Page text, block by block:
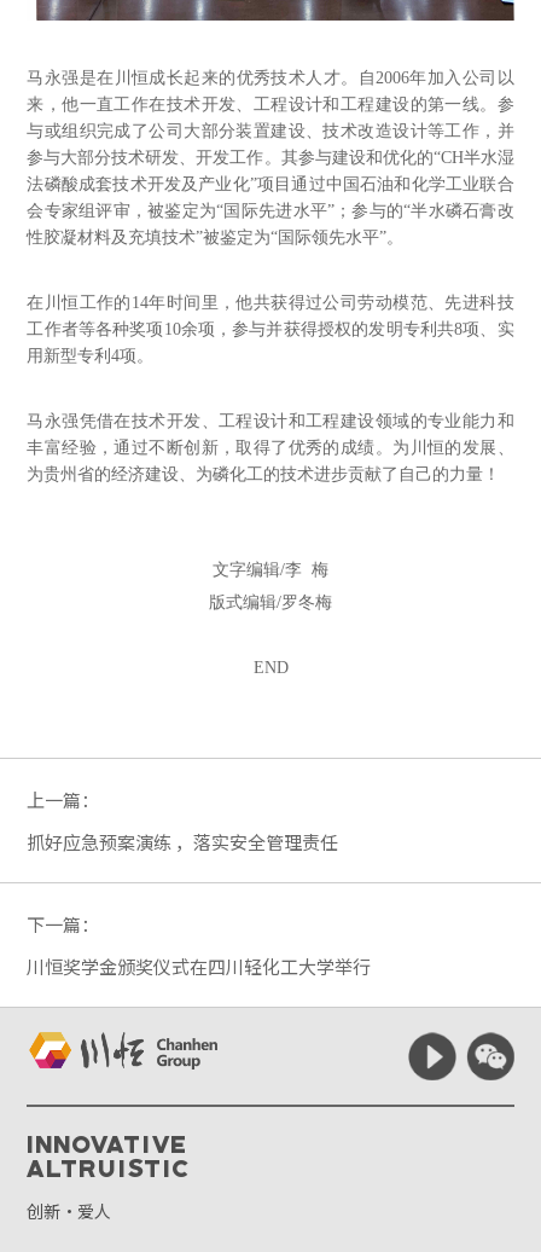
马永强是在川恒成长起来的优秀技术人才。自2006年加入公司以
来，他一直工作在技术开发、工程设计和工程建设的第一线。参
与或组织完成了公司大部分装置建设、技术改造设计等工作，并
参与大部分技术研发、开发工作。其参与建设和优化的“CH半水湿
法磷酸成套技术开发及产业化”项目通过中国石油和化学工业联合
会专家组评审，被鉴定为“国际先进水平”；参与的“半水磷石膏改
性胶凝材料及充填技术”被鉴定为“国际领先水平”。
在川恒工作的 14年时间里，他共获得过公司劳动模范、先进科技
工作者等各种奖项10余项，参与并获得授权的发明专利共8项、实
用新型专利4项。
马永强凭借在技术开发、工程设计和工程建设领域的专业能力和
丰富经验，通过不断创新，取得了优秀的成绩。为川恒的发展、
为贵州省的经济建设、为磷化工的技术进步贡献了自己的力量 ！
文字编辑/李 梅
版式编辑/罗冬梅
END
上一篇：
抓好应急预案演练 ，落实安全管理责任
下一篇：
川恒奖学金颁奖仪式在四川轻化工大学举行
Innovative
Altruistic
创新·爱人